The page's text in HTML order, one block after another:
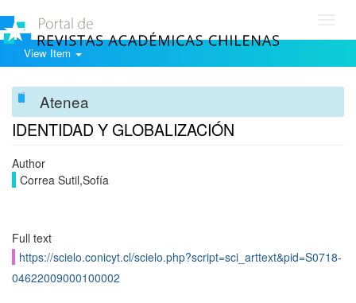
View Item
Atenea
IDENTIDAD Y GLOBALIZACIÓN
Author
Correa Sutil,Sofía
Full text
https://scielo.conicyt.cl/scielo.php?script=sci_arttext&pid=S0718-
04622009000100002